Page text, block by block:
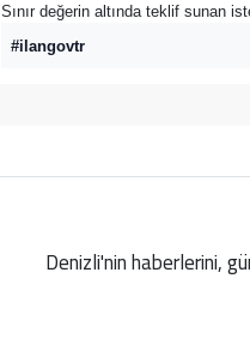
Sınır değerin altında teklif sunan
#ilangovtr
Denizli'nin haberlerini,